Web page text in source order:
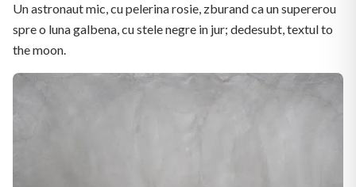
Un astronaut mic, cu pelerina rosie, zburand ca un supererou
spre o luna galbena, cu stele negre in jur; dedesubt, textul to
the moon.